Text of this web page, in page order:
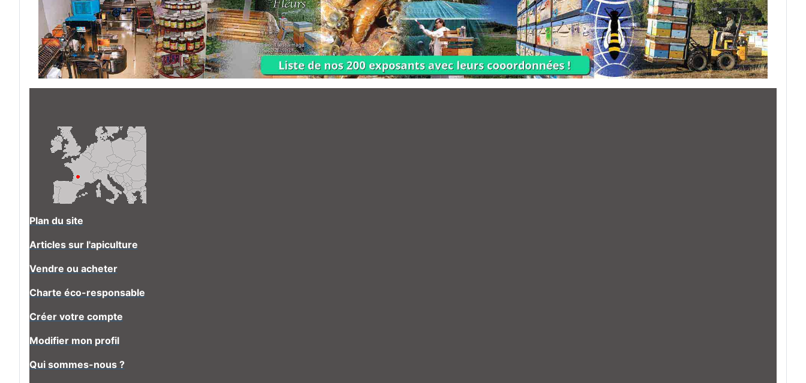
Plan du site
Articles sur l'apiculture
Vendre ou acheter
Charte éco-responsable
Créer votre compte
Modifier mon profil
Qui sommes-nous ?